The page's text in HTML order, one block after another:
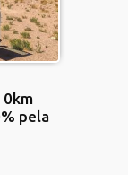
0km
pela